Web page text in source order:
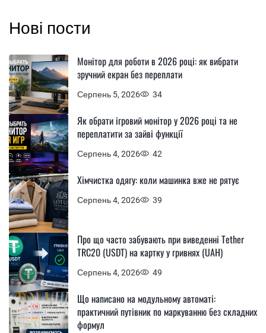
Нові пости
Серпень 5, 2026 34
Монітор для роботи в 2026 році: як вибрати
зручний екран без переплати
Серпень 4, 2026 42
Як обрати ігровий монітор у 2026 році та не
переплатити за зайві функції
Серпень 4, 2026 39
Хімчистка одягу: коли машинка вже не рятує
Серпень 4, 2026 49
Про що часто забувають при виведенні Tether
TRC20 (USDT) на картку у гривнях (UAH)
Що написано на модульному автоматі:
практичний путівник по маркуванню без складних
формул